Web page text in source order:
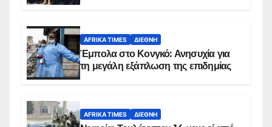
AFRIKA TIMES ΔΙΕΘΝΉ
Έμπολα στο Κονγκό: Ανησυχία για
τη μεγάλη εξάπλωση της επιδημίας
AFRIKA TIMES ΔΙΕΘΝΉ